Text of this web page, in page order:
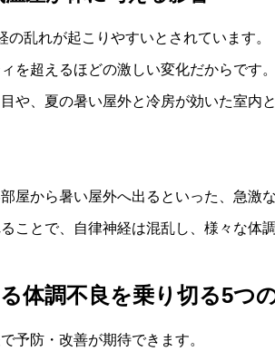
乱れが起こりやすいとされています。
を超えるほどの激しい変化だからです。
や、夏の暑い屋外と冷房が効いた室内
屋から暑い屋外へ出るといった、急激
ことで、自律神経は混乱し、様々な体
体調不良を乗り切る5つ
予防・改善が期待できます。